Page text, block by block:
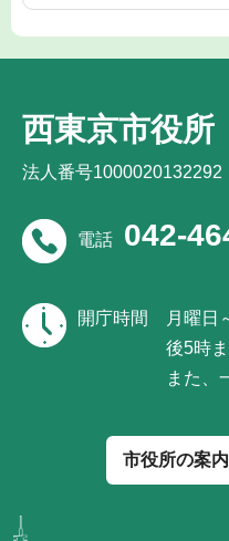
西東京市役所
法人番号1000020132292
電話 042-
開庁時間
月曜日
後5時
また、
市役所の案内